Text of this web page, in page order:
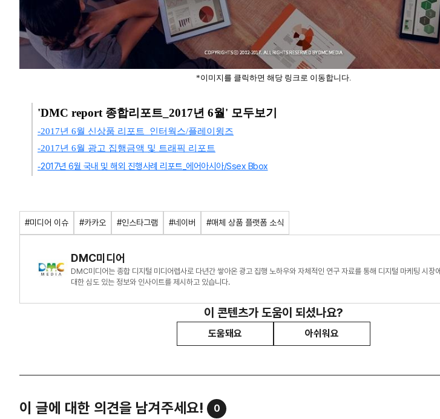
*이미지를 클릭하면 해당 링크로 이동합니다.
'DMC report 종합리포트_2017년 6월' 모두보기
-2017년 6월 신상품 리포트_인터웍스/플레이윙즈
-2017년 6월 광고 집행금액 및 트래픽 리포트
-2017년 6월 국내 및 해외 진행사례 리포트_에어아시아/Ssex Bbox
#미디어 이슈 #카카오 #인스타그램 #네이버 #매체 상품 플랫폼 소식
DMC미디어
DMC미디어는 종합 디지털 미디어렙사로 다년간 쌓아온 광고 집행 노하우와 자체적인 연구 자료를 통해 디지털 마케팅 시장에
대한 심도 있는 정보와 인사이트를 제시하고 있습니다.
이 콘텐츠가 도움이 되셨나요?
도움돼요 아쉬워요
이 글에 대한 의견을 남겨주세요! 0